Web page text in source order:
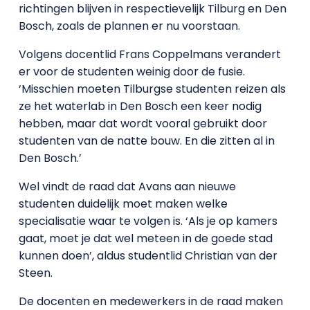
richtingen blijven in respectievelijk Tilburg en Den
Bosch, zoals de plannen er nu voorstaan.
Volgens docentlid Frans Coppelmans verandert
er voor de studenten weinig door de fusie.
‘Misschien moeten Tilburgse studenten reizen als
ze het waterlab in Den Bosch een keer nodig
hebben, maar dat wordt vooral gebruikt door
studenten van de natte bouw. En die zitten al in
Den Bosch.’
Wel vindt de raad dat Avans aan nieuwe
studenten duidelijk moet maken welke
specialisatie waar te volgen is. ‘Als je op kamers
gaat, moet je dat wel meteen in de goede stad
kunnen doen’, aldus studentlid Christian van der
Steen.
De docenten en medewerkers in de raad maken